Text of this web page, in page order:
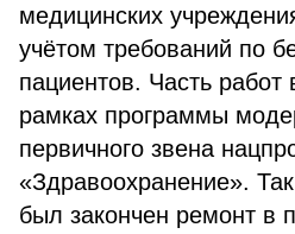
медицинских
учётом требований по
пациентов. Часть работ
рамках программы
первичного звена
«Здравоохранение».
был закончен ремонт в